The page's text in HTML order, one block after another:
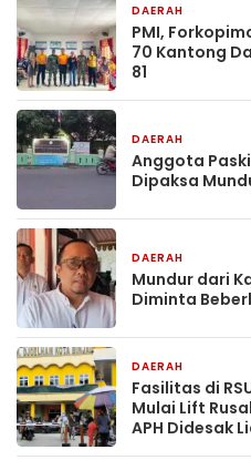
DAERAH
PMI,
70 Kantong
81
DAERAH
Anggota
Dipaksa
DAERAH
Mundur dari
Diminta
DAERAH
Fasilitas di
Mulai Lift
APH Didesak